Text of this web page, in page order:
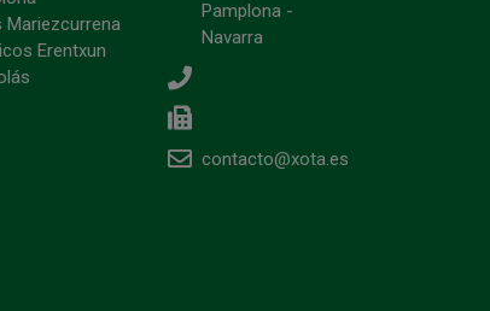
Erentxun
Pamplona -
Navarra
contacto@xota.es